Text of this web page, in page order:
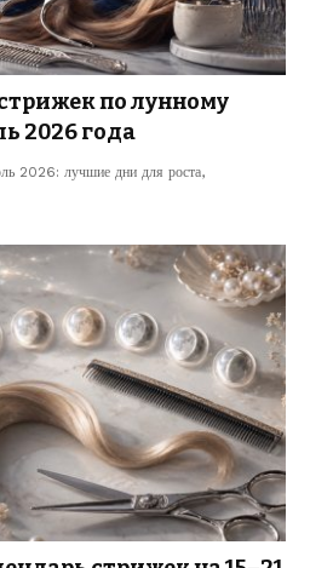
по лунному
2026 года
2026: лучшие дни для роста,